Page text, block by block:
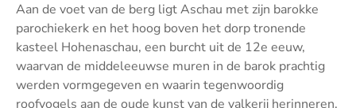
Aan de voet van de berg ligt Aschau met zijn barokke
parochiekerk en het hoog boven het dorp tronende
kasteel Hohenaschau, een burcht uit de 12e eeuw,
waarvan de middeleeuwse muren in de barok prachtig
werden vormgegeven en waarin tegenwoordig
roofvogels aan de oude kunst van de valkerij herinneren.